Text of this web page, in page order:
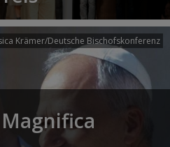
Krämer/Deutsche Bischofskonferenz